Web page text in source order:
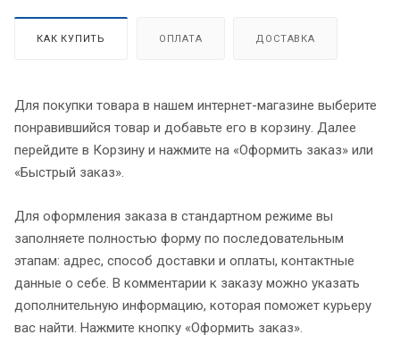
КАК КУПИТЬ ОПЛАТА ДОСТАВКА
Для покупки товара в нашем интернет-магазине выберите
понравившийся товар и добавьте его в корзину. Далее
перейдите в Корзину и нажмите на «Оформить заказ» или
«Быстрый заказ».
Для оформления заказа в стандартном режиме вы
заполняете полностью форму по последовательным
этапам: адрес, способ доставки и оплаты, контактные
данные о себе. В комментарии к заказу можно указать
дополнительную информацию, которая поможет курьеру
вас найти. Нажмите кнопку «Оформить заказ».